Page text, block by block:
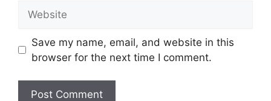
Save my name, email, and website in this
browser for the next time I comment.